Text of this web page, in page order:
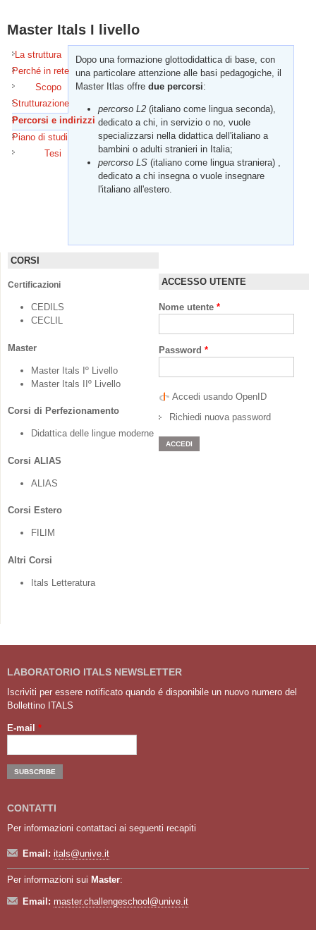
Master Itals I livello
La struttura
Perché in rete
Scopo
Strutturazione
Percorsi e indirizzi (scheda attiva)
Piano di studi
Tesi
Dopo una formazione glottodidattica di base, con
una particolare attenzione alle basi pedagogiche, il
Master Itlas offre due percorsi:
percorso L2(italiano come lingua seconda),
dedicato a chi, in servizio o no, vuole
specializzarsi nella didattica dell'italiano a
bambini o adulti stranieri in Italia;
percorso LS(italiano come lingua straniera) ,
dedicato a chi insegna o vuole insegnare
l'italiano all'estero.
CORSI
Certificazioni
CEDILS
CECLIL
Master
Master Itals Iº Livello
Master Itals IIº Livello
Corsi di Perfezionamento
Didattica delle lingue moderne
Corsi ALIAS
ALIAS
Corsi Estero
FILIM
Altri Corsi
Itals Letteratura
ACCESSO UTENTE
Nome utente *
Password *
Accedi usando OpenID
Richiedi nuova password
LABORATORIO ITALS NEWSLETTER
Iscriviti per essere notificato quando é disponibile un nuovo numero del
Bollettino ITALS
E-mail *
CONTATTI
Per informazioni contattaci ai seguenti recapiti
Email: itals@unive.it
Per informazioni sui Master:
Email: master.challengeschool@unive.it